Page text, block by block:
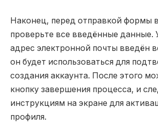
Наконец, перед отправкой формы
проверьте все введённые данные.
адрес электронной почты введён
он будет использоваться для
создания аккаунта. После этого
кнопку завершения процесса, и
инструкциям на экране для
профиля.